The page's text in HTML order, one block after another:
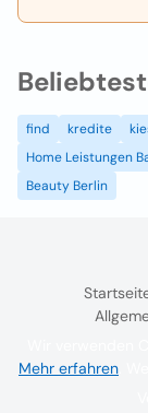
find kredite
Home Leistungen
Beauty Berlin
Wir verwenden
Mehr erfahren